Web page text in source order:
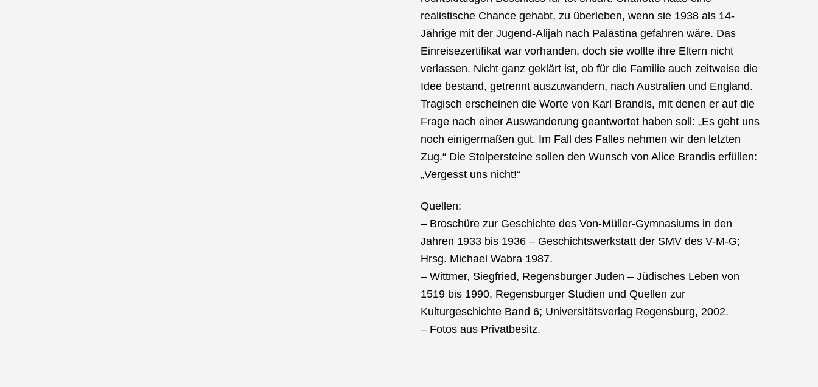
realistische Chance gehabt, zu überleben, wenn sie 1938 als 14-
Jährige mit der Jugend-Alijah nach Palästina gefahren wäre. Das
Einreisezertifikat war vorhanden, doch sie wollte ihre Eltern nicht
verlassen. Nicht ganz geklärt ist, ob für die Familie auch zeitweise die
Idee bestand, getrennt auszuwandern, nach Australien und England.
Tragisch erscheinen die Worte von Karl Brandis, mit denen er auf die
Frage nach einer Auswanderung geantwortet haben soll: „Es geht uns
noch einigermaßen gut. Im Fall des Falles nehmen wir den letzten
Zug.“ Die Stolpersteine sollen den Wunsch von Alice Brandis erfüllen:
„Vergesst uns nicht!“
Quellen:
– Broschüre zur Geschichte des Von-Müller-Gymnasiums in den
Jahren 1933 bis 1936 – Geschichtswerkstatt der SMV des V-M-G;
Hrsg. Michael Wabra 1987.
– Wittmer, Siegfried, Regensburger Juden – Jüdisches Leben von
1519 bis 1990, Regensburger Studien und Quellen zur
Kulturgeschichte Band 6; Universitätsverlag Regensburg, 2002.
– Fotos aus Privatbesitz.